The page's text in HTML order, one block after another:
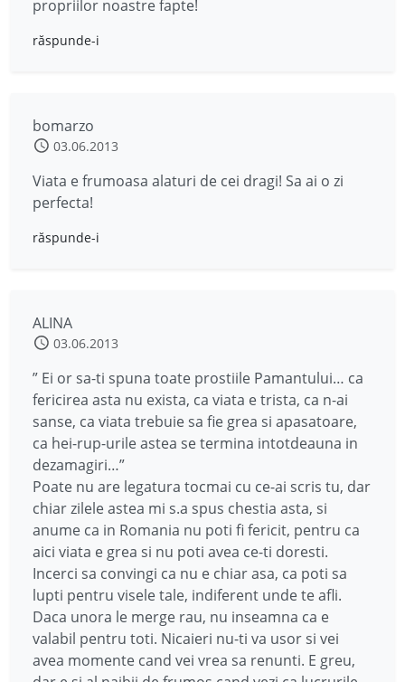
propriilor noastre fapte!
răspunde-i
bomarzo
03.06.2013
Viata e frumoasa alaturi de cei dragi! Sa ai o zi
perfecta!
răspunde-i
ALINA
03.06.2013
” Ei or sa-ti spuna toate prostiile Pamantului… ca
fericirea asta nu exista, ca viata e trista, ca n-ai
sanse, ca viata trebuie sa fie grea si apasatoare,
ca hei-rup-urile astea se termina intotdeauna in
dezamagiri…”
Poate nu are legatura tocmai cu ce-ai scris tu, dar
chiar zilele astea mi s.a spus chestia asta, si
anume ca in Romania nu poti fi fericit, pentru ca
aici viata e grea si nu poti avea ce-ti doresti.
Incerci sa convingi ca nu e chiar asa, ca poti sa
lupti pentru visele tale, indiferent unde te afli.
Daca unora le merge rau, nu inseamna ca e
valabil pentru toti. Nicaieri nu-ti va usor si vei
avea momente cand vei vrea sa renunti. E greu,